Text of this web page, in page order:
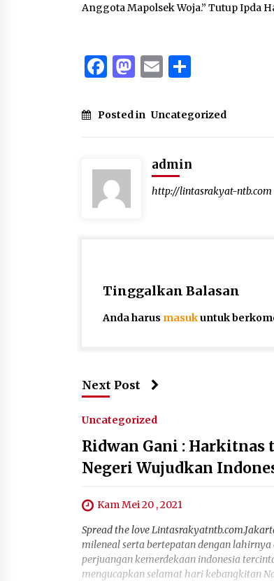
Anggota Mapolsek Woja.” Tutup Ipda
Facebook
Mastodon
Email
Posted in Uncategorized
admin
http://lintasrakyat-ntb.com
Tinggalkan Balasan
Anda harus masukuntuk
Next Post
Uncategorized
Ridwan Gani : Harkitnas
Negeri Wujudkan
Kam Mei 20 , 2021
Spread the love
mileneal serta bertepatan dengan
perjuangan kemerdekaan indonesia
mengucapkan selamat hari kebangkitan